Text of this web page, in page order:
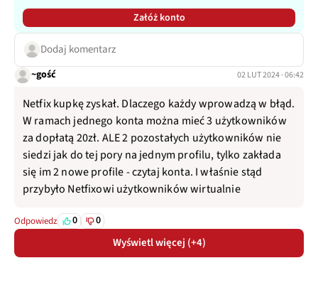
Załóż konto
Dodaj komentarz
~gość 02 LUT 2024 · 06:42
Netfix kupkę zyskał. Dlaczego każdy wprowadzą w błąd.
W ramach jednego konta można mieć 3 użytkowników
za dopłatą 20zł. ALE 2 pozostałych użytkowników nie
siedzi jak do tej pory na jednym profilu, tylko zakłada
się im 2 nowe profile - czytaj konta. I właśnie stąd
przybyło Netfixowi użytkowników wirtualnie
Odpowiedz 0 0
Wyświetl więcej (+4)